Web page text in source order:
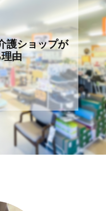
護ショップが
由